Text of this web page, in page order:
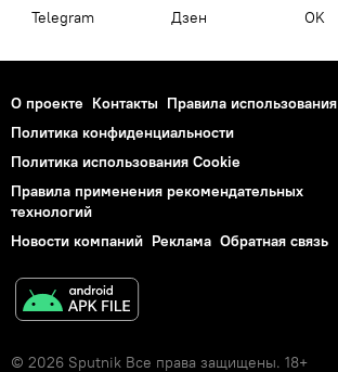
Telegram Дзен OK
О проекте Контакты Правила использования
Политика конфиденциальности
Политика использования Cookie
Правила применения рекомендательных
технологий
Новости компаний Реклама Обратная связь
© 2026 Sputnik Все права защищены. 18+